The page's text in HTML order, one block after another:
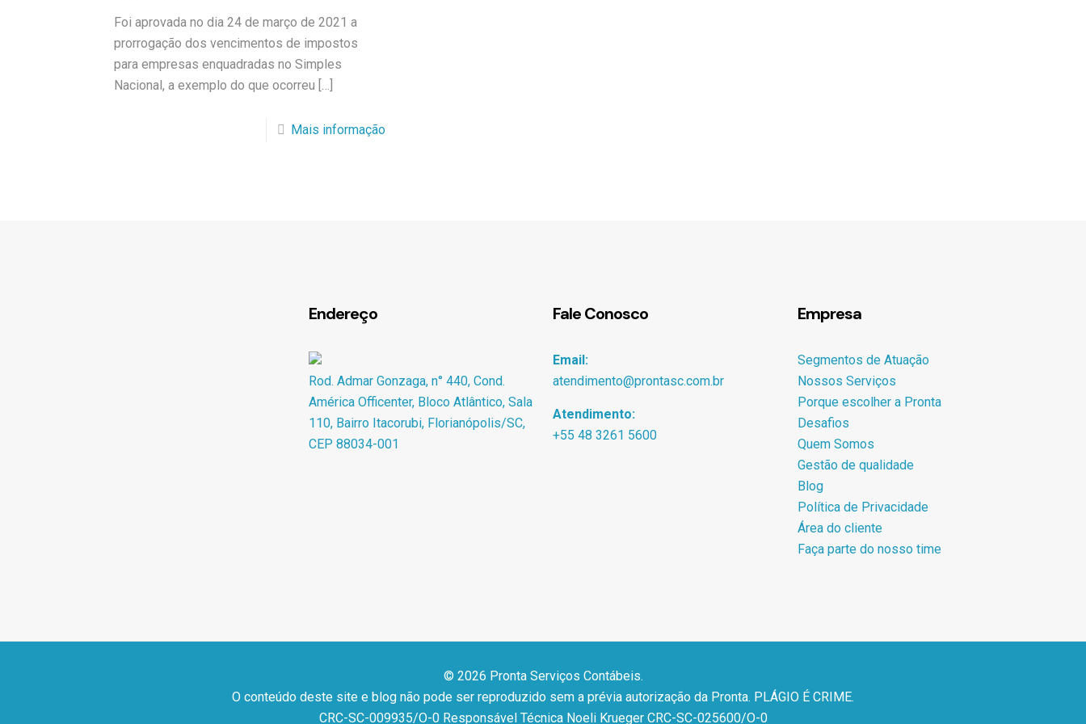
Foi aprovada no dia 24 de março de 2021 a
prorrogação dos vencimentos de impostos
para empresas enquadradas no Simples
Nacional, a exemplo do que ocorreu […]
Mais informação
Endereço
Rod. Admar Gonzaga, n° 440, Cond.
América Officenter, Bloco Atlântico, Sala
110, Bairro Itacorubi, Florianópolis/SC,
CEP 88034-001
Fale Conosco
Email:
atendimento@prontasc.com.br
Atendimento:
+55 48 3261 5600
Empresa
Segmentos de Atuação
Nossos Serviços
Porque escolher a Pronta
Desafios
Quem Somos
Gestão de qualidade
Blog
Política de Privacidade
Área do cliente
Faça parte do nosso time
© 2026 Pronta Serviços Contábeis.
O conteúdo deste site e blog não pode ser reproduzido sem a prévia autorização da Pronta. PLÁGIO É CRIME.
CRC-SC-009935/O-0 Responsável Técnica Noeli Krueger CRC-SC-025600/O-0